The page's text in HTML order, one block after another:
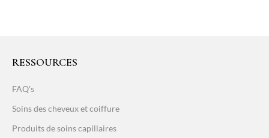
RESSOURCES
FAQ's
Soins des cheveux et coiffure
Produits de soins capillaires